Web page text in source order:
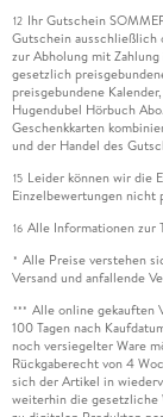
12 Ihr Gutschein
Gutschein ausschließlich
zur Abholung mit
gesetzlich
preisgebundene
Hugendubel Hörbuch
Geschenkkarten
und der Handel des
15 Leider können wir die
Einzelbewertungen nicht
16 Alle Informationen zur
* Alle Preise verstehen
Versand und anfallende
*** Alle online gekauften
100 Tagen nach
noch versiegelter Ware
Rückgaberecht von 4
sich der Artikel in
weiterhin die gesetzliche